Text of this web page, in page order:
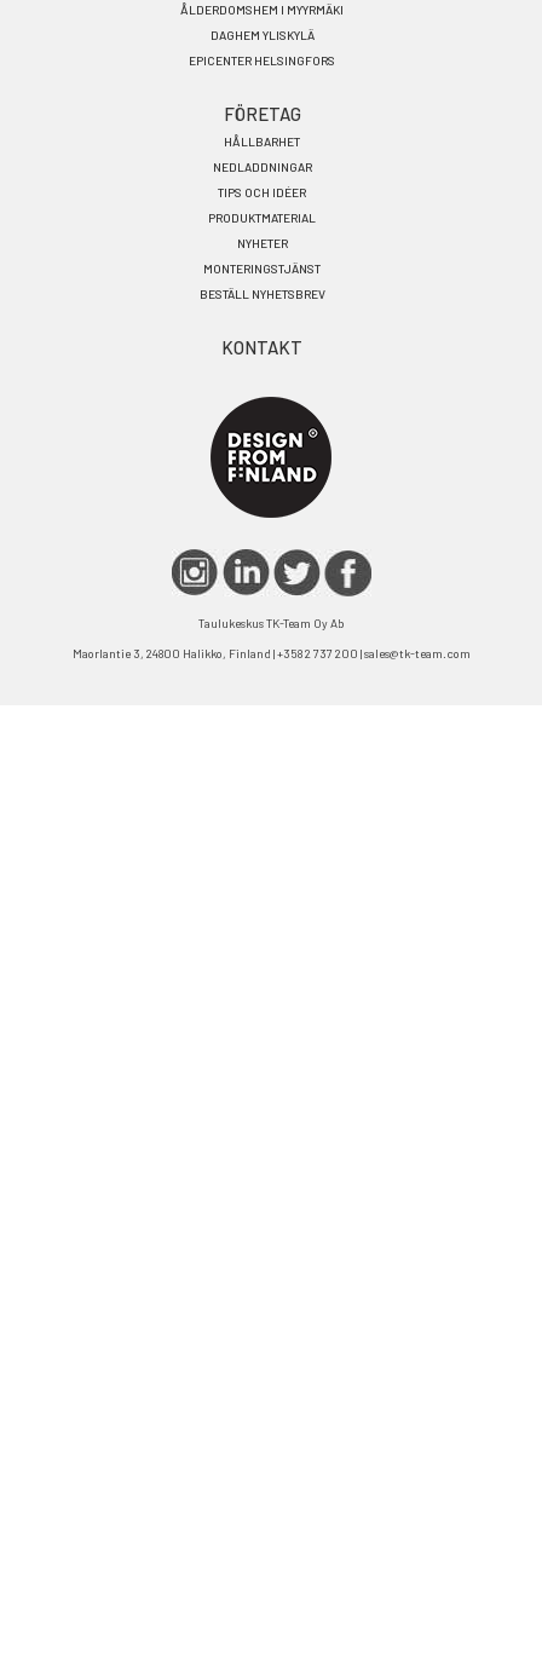
ÅLDERDOMSHEM I MYYRMÄKI
DAGHEM YLISKYLÄ
EPICENTER HELSINGFORS
FÖRETAG
HÅLLBARHET
NEDLADDNINGAR
TIPS OCH IDÉER
PRODUKTMATERIAL
NYHETER
MONTERINGSTJÄNST
BESTÄLL NYHETSBREV
KONTAKT
Taulukeskus TK-Team Oy Ab
Maorlantie 3, 24800 Halikko, Finland | +358 2 737 200 | sales@tk-team.com